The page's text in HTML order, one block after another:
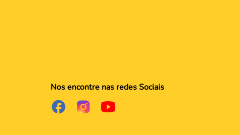
Nos encontre nas redes Sociais